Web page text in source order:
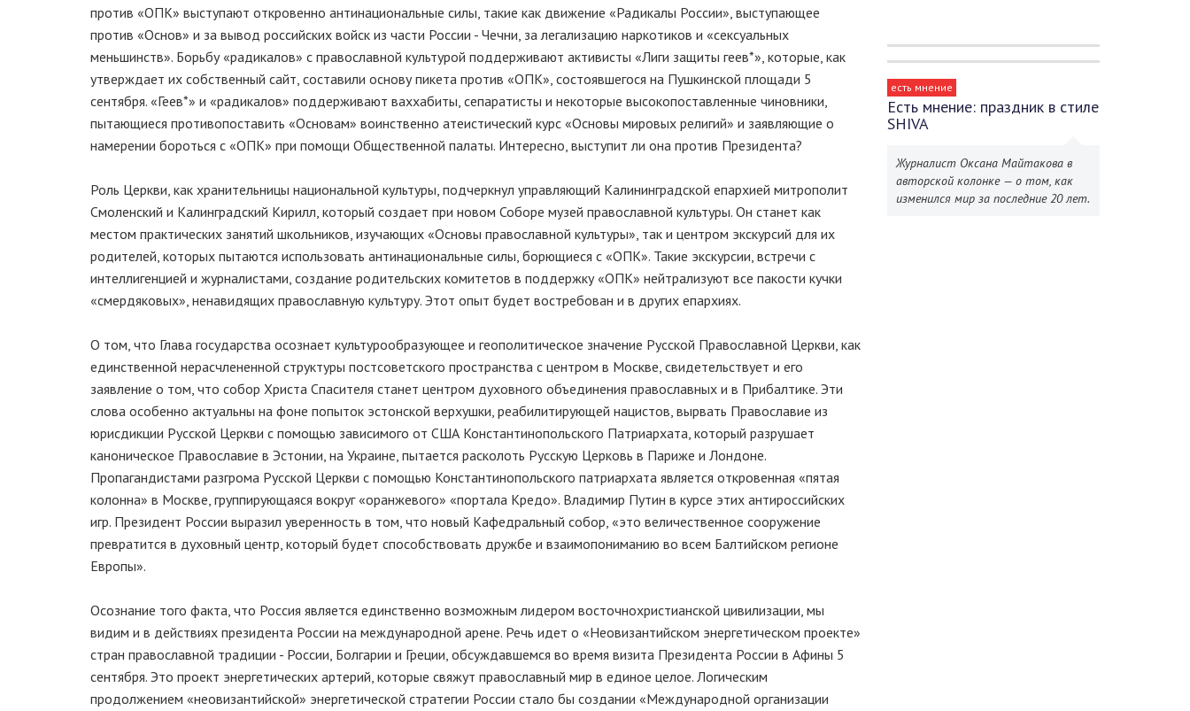
против «ОПК» выступают откровенно антинациональные силы, такие как движение «Радикалы России», выступающее
против «Основ» и за вывод российских войск из части России - Чечни, за легализацию наркотиков и «сексуальных
меньшинств». Борьбу «радикалов» с православной культурой поддерживают активисты «Лиги защиты геев*», которые, как
утверждает их собственный сайт, составили основу пикета против «ОПК», состоявшегося на Пушкинской площади 5
сентября. «Геев*» и «радикалов» поддерживают ваххабиты, сепаратисты и некоторые высокопоставленные чиновники,
пытающиеся противопоставить «Основам» воинственно атеистический курс «Основы мировых религий» и заявляющие о
намерении бороться с «ОПК» при помощи Общественной палаты. Интересно, выступит ли она против Президента?
Роль Церкви, как хранительницы национальной культуры, подчеркнул управляющий Калининградской епархией митрополит
Смоленский и Калинградский Кирилл, который создает при новом Соборе музей православной культуры. Он станет как
местом практических занятий школьников, изучающих «Основы православной культуры», так и центром экскурсий для их
родителей, которых пытаются использовать антинациональные силы, борющиеся с «ОПК». Такие экскурсии, встречи с
интеллигенцией и журналистами, создание родительских комитетов в поддержку «ОПК» нейтрализуют все пакости кучки
«смердяковых», ненавидящих православную культуру. Этот опыт будет востребован и в других епархиях.
О том, что Глава государства осознает культурообразующее и геополитическое значение Русской Православной Церкви, как
единственной нерасчлененной структуры постсоветского пространства с центром в Москве, свидетельствует и его
заявление о том, что собор Христа Спасителя станет центром духовного объединения православных и в Прибалтике. Эти
слова особенно актуальны на фоне попыток эстонской верхушки, реабилитирующей нацистов, вырвать Православие из
юрисдикции Русской Церкви с помощью зависимого от США Константинопольского Патриархата, который разрушает
каноническое Православие в Эстонии, на Украине, пытается расколоть Русскую Церковь в Париже и Лондоне.
Пропагандистами разгрома Русской Церкви с помощью Константинопольского патриархата является откровенная «пятая
колонна» в Москве, группирующаяся вокруг «оранжевого» «портала Кредо». Владимир Путин в курсе этих антироссийских
игр. Президент России выразил уверенность в том, что новый Кафедральный собор, «это величественное сооружение
превратится в духовный центр, который будет способствовать дружбе и взаимопониманию во всем Балтийском регионе
Европы».
Осознание того факта, что Россия является единственно возможным лидером восточнохристианской цивилизации, мы
видим и в действиях президента России на международной арене. Речь идет о «Неовизантийском энергетическом проекте»
стран православной традиции - России, Болгарии и Греции, обсуждавшемся во время визита Президента России в Афины 5
сентября. Это проект энергетических артерий, которые свяжут православный мир в единое целое. Логическим
продолжением «неовизантийской» энергетической стратегии России стало бы создании «Международной организации
есть мнение
Есть мнение: праздник в стиле
SHIVA
Журналист Оксана Майтакова в
авторской колонке — о том, как
изменился мир за последние 20 лет.